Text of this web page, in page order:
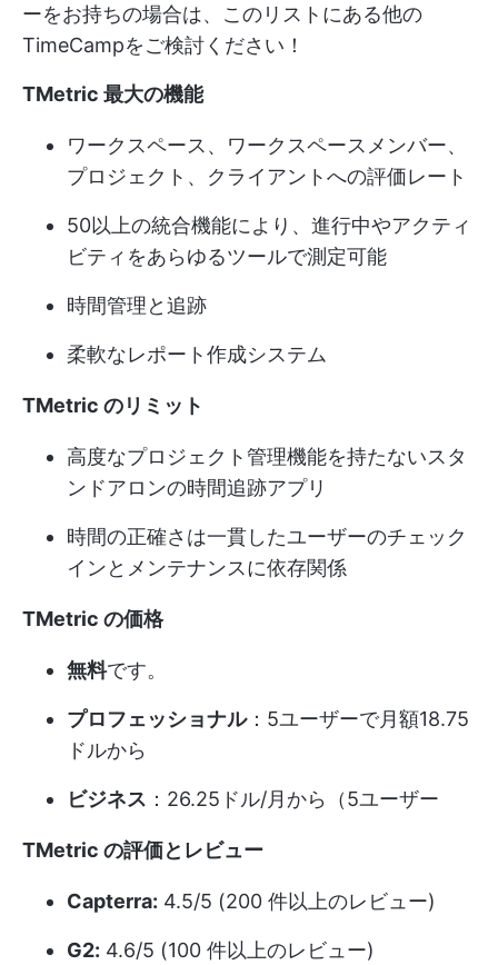
ーをお持ちの場合は、このリストにある他の
TimeCampをご検討ください！
TMetric 最大の機能
ワークスペース、ワークスペースメンバー、
プロジェクト、クライアントへの評価レート
50以上の統合機能により、進行中やアクティ
ビティをあらゆるツールで測定可能
時間管理と追跡
柔軟なレポート作成システム
TMetric のリミット
高度なプロジェクト管理機能を持たないスタ
ンドアロンの時間追跡アプリ
時間の正確さは一貫したユーザーのチェック
インとメンテナンスに依存関係
TMetric の価格
無料です。
プロフェッショナル：5ユーザーで月額18.75
ドルから
ビジネス ：26.25ドル/月から（5ユーザー
TMetric の評価とレビュー
Capterra: 4.5/5 (200 件以上のレビュー)
G2: 4.6/5 (100 件以上のレビュー)